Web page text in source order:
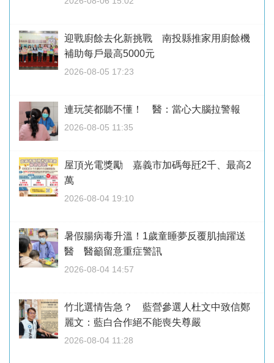
迎戰廚餘去化新挑戰 南投縣推家用廚餘機
補助每戶最高5000元
2026-08-05 17:23
連玩笑都聽不懂！ 醫：當心大腦拉警報
2026-08-05 11:35
屋頂光電獎勵 嘉義市加碼每瓩2千、最高2
萬
2026-08-04 19:10
暑假腸病毒升溫！1歲童睡夢反覆肌抽躍送
醫 醫籲留意重症警訊
2026-08-04 14:57
竹北選情告急？ 藍營參選人杜文中致信鄭
麗文：藍白合作絕不能喪失尊嚴
2026-08-04 11:28